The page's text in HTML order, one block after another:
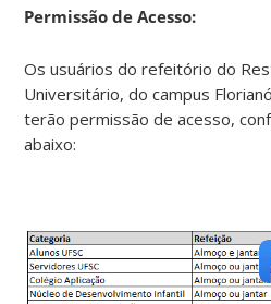
Permissão de Acesso:
Os usuários do refeitório do
Universitário, do campus
terão permissão de acesso,
abaixo: